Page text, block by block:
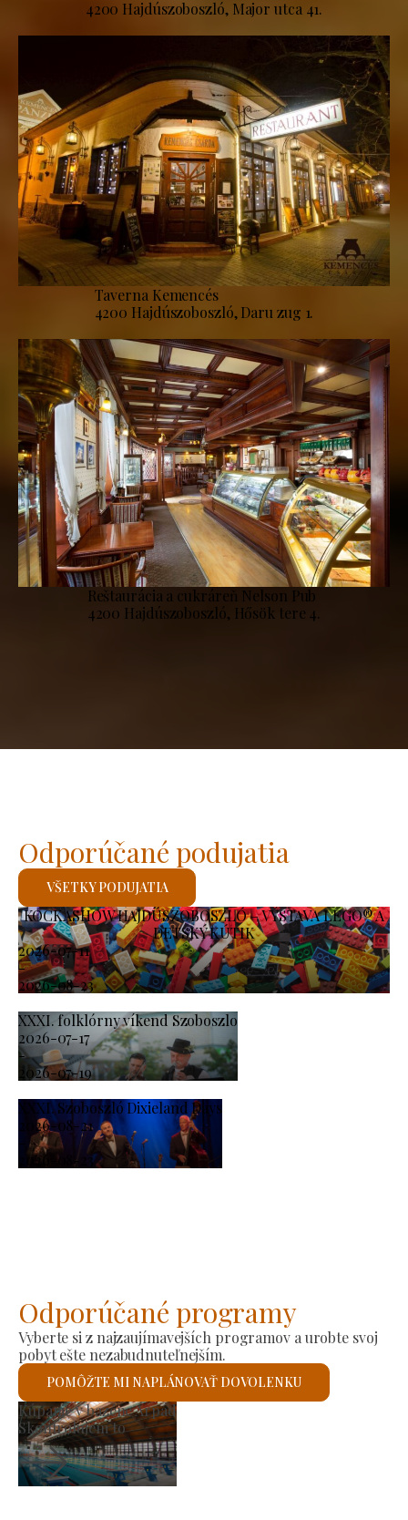
4200 Hajdúszoboszló, Major utca 41.
Taverna Kemencés
4200 Hajdúszoboszló, Daru zug 1.
Reštaurácia a cukráreň Nelson Pub
4200 Hajdúszoboszló, Hősök tere 4.
KOCKASHOW HAJDÚSZOBOSZLÓ – VÝSTAVA LEGO® A
DETSKÝ KÚTIK
2026-07-11
-
2026-08-23
XXXI. folklórny víkend Szoboszlo
2026-07-17
-
2026-07-19
XXXI. Szoboszló Dixieland Days
2026-08-21
-
2026-08-23
Odporúčané podujatia
VŠETKY PODUJATIA
Odporúčané programy
Vyberte si z najzaujímavejších programov a urobte svoj
pobyt ešte nezabudnuteľnejším.
POMÔŽTE MI NAPLÁNOVAŤ DOVOLENKU
Trh výrobcov
Skontrolujem to